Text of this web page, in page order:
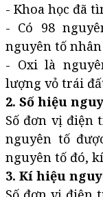
- Khoa học đã
- Có 98
nguyên tố
- Oxi là
lượng vỏ trái
2. Số hiệu
Số đơn vị điện
nguyên tố
nguyên tố đó,
3. Kí hiệu